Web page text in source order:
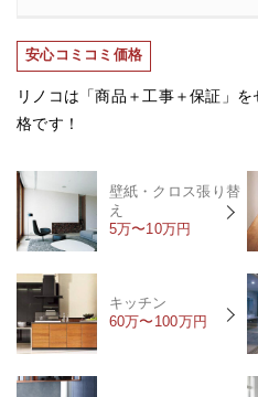
安心コミコミ価格
リノコは「商品＋工事＋保証」
格です！
壁紙・クロス張り替
え
5万〜10万円
キッチン
60万〜100万円